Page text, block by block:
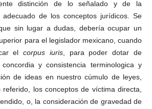
distinción de lo señalado y de la
adecuado de los conceptos jurídicos. Se
sin lugar a dudas, debería ocupar un
para el legislador mexicano, cuando
elcorpus iuris, para poder dotar de
y consistencia terminologica y
de ideas en nuestro cúmulo de leyes,
los conceptos de víctima directa,
o, la consideración de gravedad de